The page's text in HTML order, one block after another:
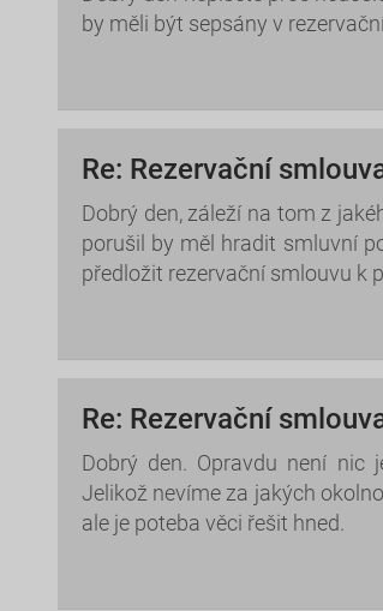
by měli být sepsány v
Re: Rezervační
Dobrý den, záleží na tom z
porušil by měl hradit smluvní
předložit rezervační smlouvu k
Re: Rezervační
Dobrý den. Opravdu není nic
Jelikož nevíme za jakých
ale je poteba věci řešit hned.